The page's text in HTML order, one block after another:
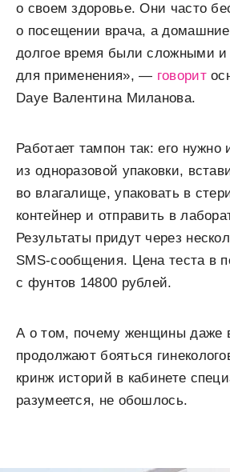
о своем здоровье. Они часто
о посещении врача, а домашние
долгое время были сложными и
для применения», — говорит
Daye Валентина Миланова.
Работает тампон так: его нужно
из одноразовой упаковки,
во влагалище, упаковать в
контейнер и отправить в
Результаты придут через
SMS-сообщения. Цена теста в
с фунтов 14800 рублей.
А о том, почему женщины даже
продолжают бояться
кринж историй в кабинете
разумеется, не обошлось.